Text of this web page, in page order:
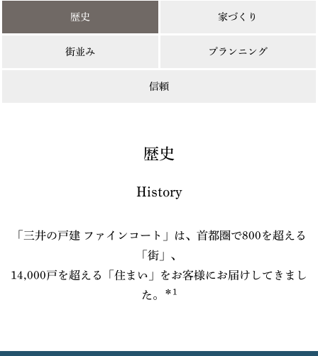
歴史 家づくり
街並み プランニング
信頼
歴史
History
「三井の戸建 ファインコート」は、首都圏で800を超える
「街」、
14,000戸を超える「住まい」をお客様にお届けしてきまし
た。
＊1